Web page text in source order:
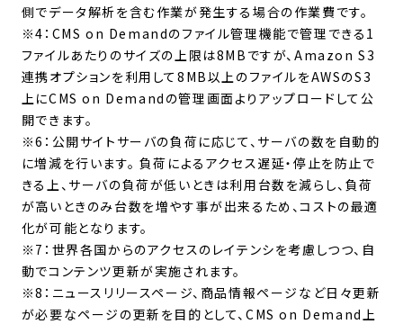
側でデータ解析を含む作業が発生する場合の作業費です。
※4：CMS on Demandのファイル管理機能で管理できる1
ファイルあたりのサイズの上限は8MBですが、Amazon S3
連携オプションを利用して8MB以上のファイルをAWSのS3
上にCMS on Demandの管理画面よりアップロードして公
開できます。
※6：公開サイトサーバの負荷に応じて、サーバの数を自動的
に増減を行います。 負荷によるアクセス遅延・停止を防止で
きる上、サーバの負荷が低いときは利用台数を減らし、負荷
が高いときのみ台数を増やす事が出来るため、コストの最適
化が可能となります。
※7：世界各国からのアクセスのレイテンシを考慮しつつ、自
動でコンテンツ更新が実施されます。
※8：ニュースリリースページ、商品情報ページなど日々更新
が必要なページの更新を目的として、CMS on Demand上